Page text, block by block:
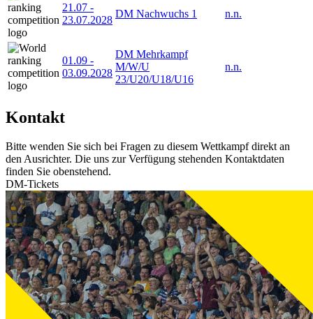
21.07 -
23.07.2028
DM Nachwuchs 1 n.n.
01.09 -
03.09.2028
DM Mehrkampf
M/W/U
23/U20/U18/U16
n.n.
Kontakt
Bitte wenden Sie sich bei Fragen zu diesem Wettkampf direkt an
den Ausrichter. Die uns zur Verfügung stehenden Kontaktdaten
finden Sie obenstehend.
DM-Tickets